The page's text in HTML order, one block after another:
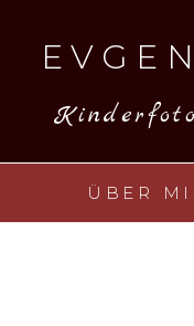
ÜBER